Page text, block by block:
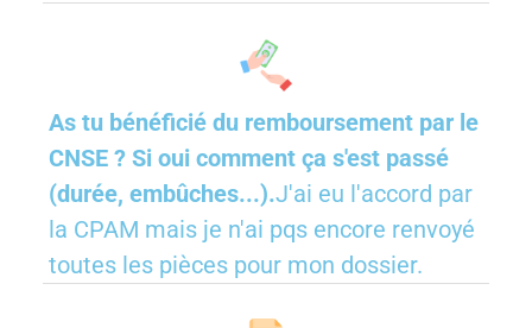
As tu bénéficié du remboursement par le
CNSE ? Si oui comment ça s'est passé
(durée, embûches...).J'ai eu l'accord par
la CPAM mais je n'ai pqs encore renvoyé
toutes les pièces pour mon dossier.